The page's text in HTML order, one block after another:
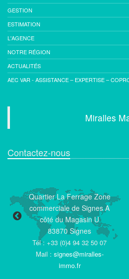
GESTION
ESTIMATION
L'AGENCE
NOTRE RÉGION
ACTUALITÉS
AEC VAR - ASSISTANCE – EXPERTISE –
Miralles
Contactez-nous
Quartier La Ferrage Zone
commerciale de Signes A
côté du Magasin U
83870 Signes
Tél : +33 (0)4 94 32 50 07
Mail : signes@miralles-
immo.fr